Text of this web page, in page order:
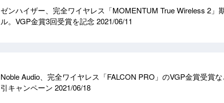
ゼンハイザー、完全ワイヤレス「MOMENTUM True Wireless 2」
ル。VGP金賞3回受賞を記念 2021/06/11
Noble Audio、完全ワイヤレス「FALCON PRO」のVGP金賞受賞
引キャンペーン 2021/06/18